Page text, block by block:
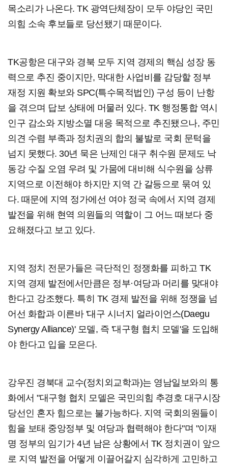
목소리가 나온다. TK 광역단체장이 모두 야당인 국민
의힘 소속 후보들로 당선됐기 때문이다.
TK공항은 대구와 경북 모두 지역 경제의 핵심 성장 동
력으로 추진 중이지만, 막대한 사업비를 감당할 정부
재정 지원 확보와 SPC(특수목적법인) 구성 등이 난항
을 겪으며 답보 상태에 머물러 있다. TK 행정통합 역시
인구 감소와 지방소멸 대응 목적으로 추진됐으나, 주민
의견 수렴 부족과 정치권의 합의 불발로 국회 문턱을
넘지 못했다. 30년 묵은 난제인 대구 취수원 문제도 낙
동강 수질 오염 우려 및 가뭄에 대비해 식수원을 상류
지역으로 이전해야 하지만 지역 간 갈등으로 묶여 있
다. 때문에 지역 정가에선 여야 정국 속에서 지역 경제
발전을 위해 현역 의원들의 역할이 그 어느 때보다 중
요해졌다고 보고 있다.
지역 정치 전문가들은 극단적인 정쟁화를 피하고 TK
지역 경제 발전에서만큼은 정부·여당과 머리를 맞대야
한다고 강조했다. 특히 TK 경제 발전을 위해 정쟁을 넘
어선 화합과 이른바 '대구 시너지 얼라이언스(Daegu
Synergy Alliance)' 모델, 즉 '대구형 협치 모델'을 도입해
야 한다고 입을 모은다.
강우진 경북대 교수(정치외교학과)는 영남일보와의 통
화에서 "대구형 협치 모델은 국민의힘 추경호 대구시장
당선인 혼자 힘으로는 불가능하다. 지역 국회의원들이
힘을 보태 중앙정부 및 여당과 협력해야 한다"며 "이재
명 정부의 임기가 4년 남은 상황에서 TK 정치권이 앞으
로 지역 발전을 어떻게 이끌어갈지 심각하게 고민하고